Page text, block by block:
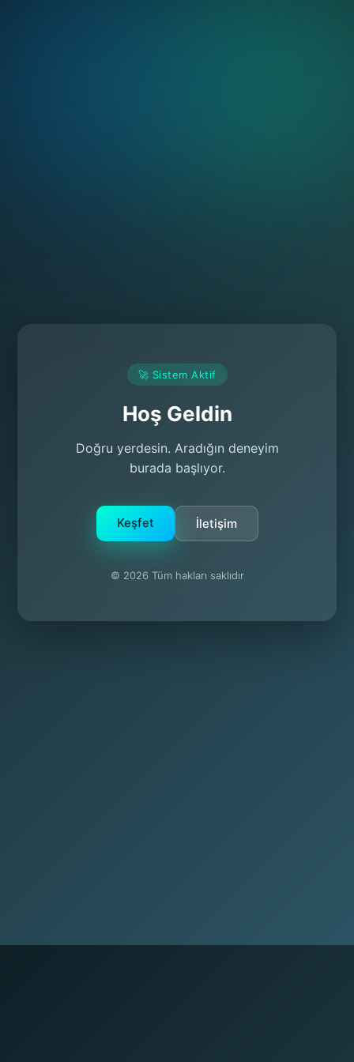
🚀 Sistem Aktif
Hoş Geldin
Doğru yerdesin. Aradığın deneyim
burada başlıyor.
Keşfet İletişim
© 2026 Tüm hakları saklıdır